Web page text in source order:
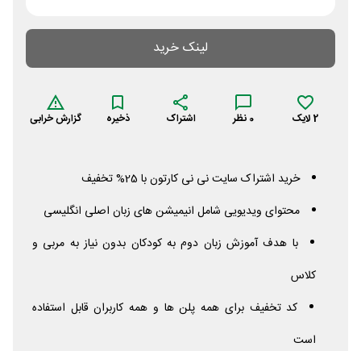
لینک خرید
2لایک 0 نظر اشتراک ذخیره گزارش خرابی
خرید اشتراک سایت نی نی کارتون با 25% تخفیف
محتوای ویدیویی شامل انیمیشن های زبان اصلی انگلیسی
با هدف آموزش زبان دوم به کودکان بدون نیاز به مربی و
کلاس
کد تخفیف برای همه پلن ها و همه کاربران قابل استفاده
است